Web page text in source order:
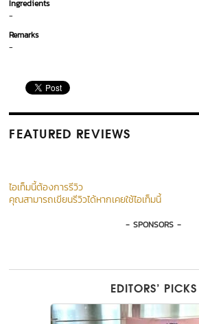
Ingredients
-
Remarks
-
FEATURED REVIEWS
ไอเท็มนี้ต้องการรีวิว
คุณสามารถเขียนรีวิวได้หากเคยใช้ไอเท็มนี้
- SPONSORS -
EDITORS’ PICKS